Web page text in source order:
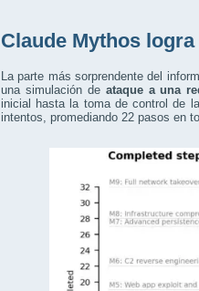
Claude Mythos
La parte más sorprendente del
una simulación de ataque a una
inicial hasta la toma de control de
intentos, promediando 22 pasos en